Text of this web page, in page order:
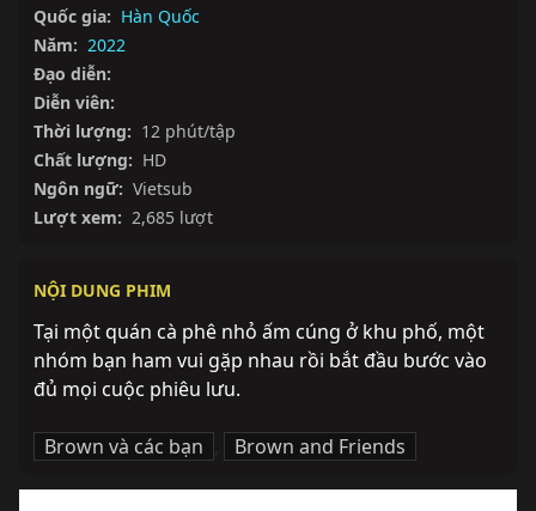
Quốc gia: Hàn Quốc
Năm: 2022
Đạo diễn:
Diễn viên:
Thời lượng: 12 phút/tập
Chất lượng: HD
Ngôn ngữ: Vietsub
Lượt xem: 2,685 lượt
NỘI DUNG PHIM
Tại một quán cà phê nhỏ ấm cúng ở khu phố, một
nhóm bạn ham vui gặp nhau rồi bắt đầu bước vào
đủ mọi cuộc phiêu lưu.
Brown và các bạn , Brown and Friends